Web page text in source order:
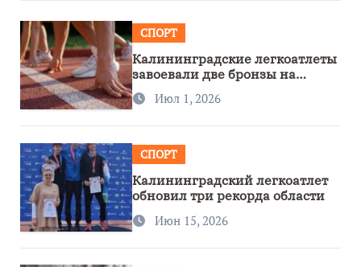
СПОРТ
Калининградские легкоатлеты
завоевали две бронзы на
первенстве России
Июл 1, 2026
СПОРТ
Калининградский легкоатлет
обновил три рекорда области
Июн 15, 2026